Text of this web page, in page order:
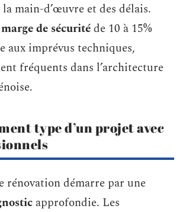
main-d’œuvre et des délais.
marge de sécuritéde 10 à 15%
aux imprévus techniques,
fréquents dans l’architecture
type d’un projet avec
rénovation démarre par une
approfondie. Les